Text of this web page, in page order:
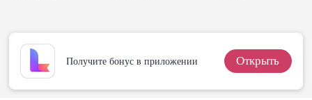
Получите бонус в приложении Открыть